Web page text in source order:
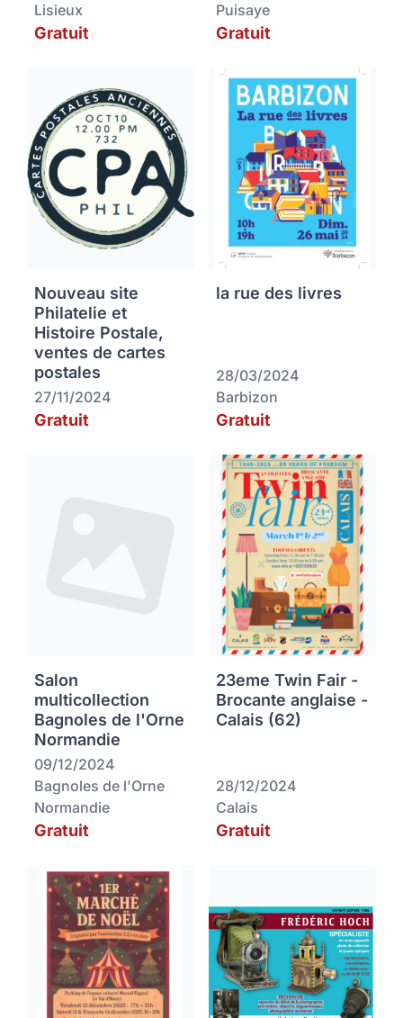
Lisieux
Gratuit
Puisaye
Gratuit
Nouveau site
Philatelie et
Histoire Postale,
ventes de cartes
postales
27/11/2024
Gratuit
la rue des livres
28/03/2024
Barbizon
Gratuit
Salon
multicollection
Bagnoles de l'Orne
Normandie
09/12/2024
Bagnoles de l'Orne
Normandie
Gratuit
23eme Twin Fair -
Brocante anglaise -
Calais (62)
28/12/2024
Calais
Gratuit